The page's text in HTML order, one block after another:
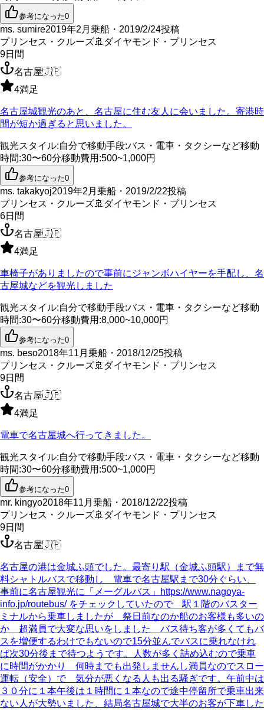
参考になった0
ms. sumire2019年2月乗船・2019/2/24投稿
プリンセス・クルーズ🚢 ダイヤモンド・プリンセス
9日間
名古屋🇯🇵
4満足
名古屋城観光のあと、名古屋に住む友人に会いました。寄港時
間が短か過ぎると思いました。
観光スタイル:自分で移動手段:バス・電車・タクシーなど移動
時間:30〜60分移動費用 :500~1,000円
参考になった0
ms. takakyoj2019年2月乗船・2019/2/22投稿
プリンセス・クルーズ🚢 ダイヤモンド・プリンセス
6日間
名古屋🇯🇵
4満足
車椅子がありましたので事前にジャンボハイヤーを手配し、名
古屋城などを観光しました
観光スタイル:自分で移動手段:バス・電車・タクシーなど移動
時間:30〜60分移動費用 :8,000~10,000円
参考になった0
ms. beso2018年11月乗船・2018/12/25投稿
プリンセス・クルーズ🚢 ダイヤモンド・プリンセス
9日間
名古屋🇯🇵
4満足
電車で名古屋城へ行ってきました。
観光スタイル:自分で移動手段:バス・電車・タクシーなど移動
時間:30〜60分移動費用 :500~1,000円
参考になった0
mr. kingyo2018年11月乗船・2018/12/22投稿
プリンセス・クルーズ🚢 ダイヤモンド・プリンセス
9日間
名古屋🇯🇵
名古屋の港は金城ふ頭でした。最寄り駅（金城ふ頭駅）まで無
料シャトルバスで移動し 電車で名古屋駅まで30分ぐらい、
事前に名古屋観光に「メーグルバス」https://www.nagoya-
info.jp/routebus/ をチェックしていたので 駅１階のバスター
ミナルから乗車しましたが 祭日前なのか船のお客様も多いの
か 超満員で大変な思いをしました バス待ち客が多くてもバ
スを増便するわけでもないので15分並んでバスに乗れなけれ
ば次30分後まで待つようです。人数が多く詰め込むので乗車
に時間がかかり 何時までも出発しませんし満員なのでスロー
運転（安全）で 気分が悪くなる人も出る騒ぎです。午前中は
３０分に１本午後は１時間に１本なので途中停留所で乗車出来
ない人が大勢いました、結局名古屋城で大半のお客が下車した